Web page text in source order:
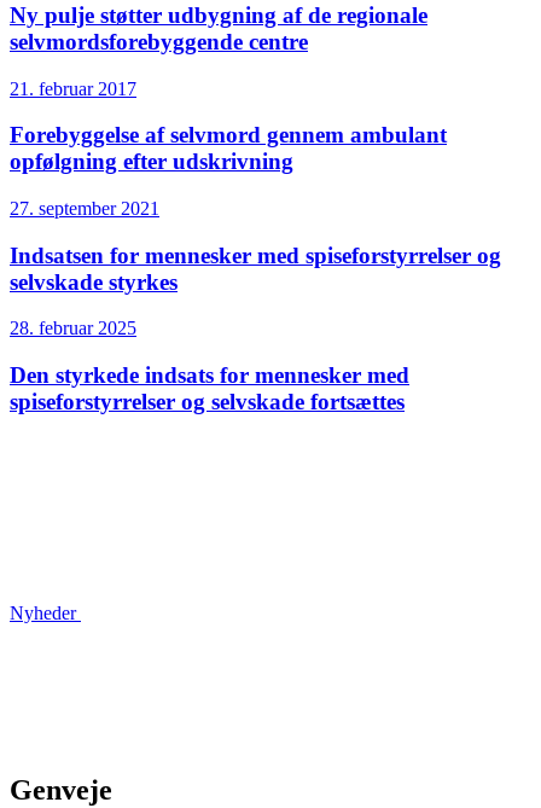
Ny pulje støtter udbygning af de regionale
selvmords­forebyggende centre
21. februar 2017
Forebyggelse af selvmord gennem ambulant
opfølgning efter udskrivning
27. september 2021
Indsatsen for mennesker med spiseforstyrrelser og
selvskade styrkes
28. februar 2025
Den styrkede indsats for mennesker med
spiseforstyrrelser og selvskade fortsættes
Nyheder
Genveje